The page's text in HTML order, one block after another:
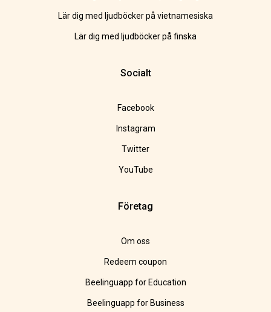
Lär dig med ljudböcker på vietnamesiska
Lär dig med ljudböcker på finska
Socialt
Facebook
Instagram
Twitter
YouTube
Företag
Om oss
Redeem coupon
Beelinguapp for Education
Beelinguapp for Business